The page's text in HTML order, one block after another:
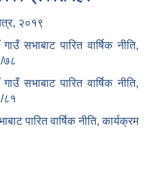
२०१९
सभाबाट पारित वार्षिक नीति,
७८
सभाबाट पारित वार्षिक नीति,
८१
पारित वार्षिक नीति, कार्यक्रम